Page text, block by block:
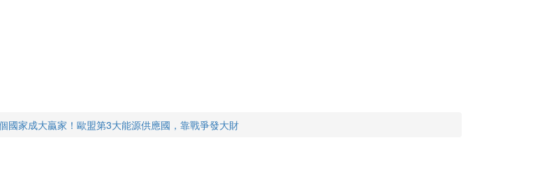
國家成大贏家！歐盟第3大能源供應國，靠戰爭發大財